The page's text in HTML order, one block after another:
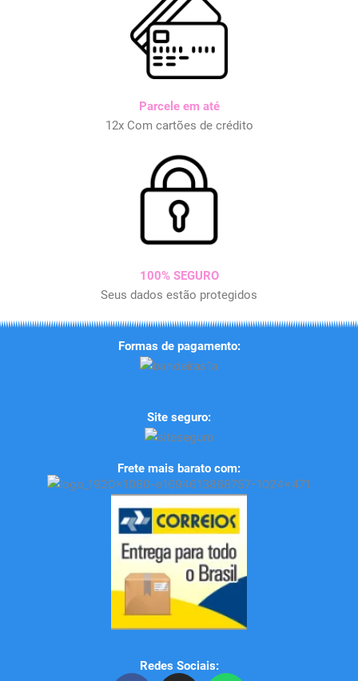
Parcele em até
12x Com cartões de crédito
100% SEGURO
Seus dados estão protegidos
Formas de pagamento:
Site seguro:
Frete mais barato com:
Redes Sociais: